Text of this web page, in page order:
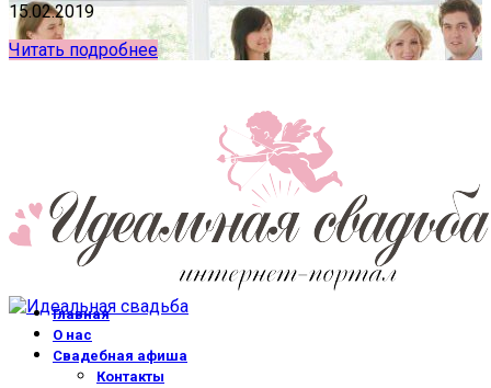
15.02.2019
Читать подробнее
Главная
О нас
Свадебная афиша
Контакты